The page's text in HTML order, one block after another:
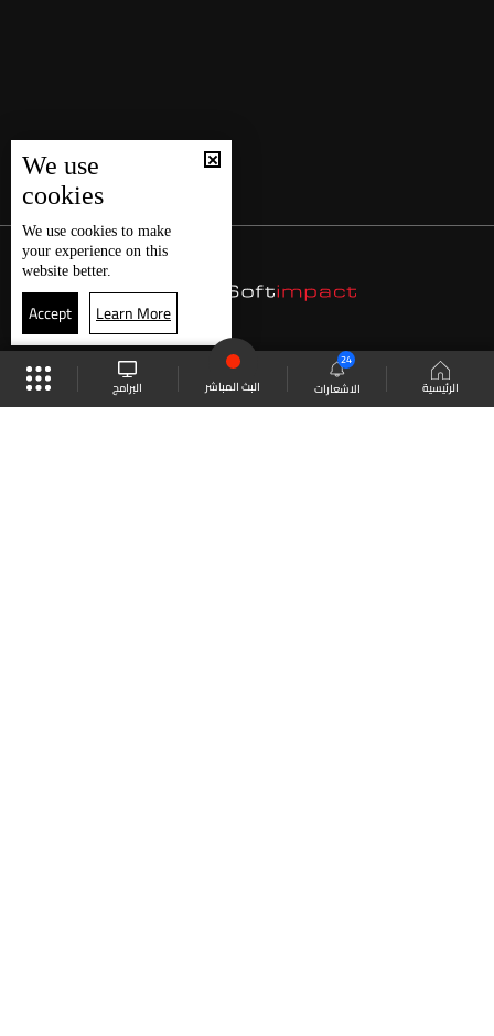
الرئيسية الاشعارات
24
البث المباشر البرامج
We use
cookies
We use cookies to make
your experience on this
website better.
Accept Learn More
موقع البرامج الجدول البث المباشر